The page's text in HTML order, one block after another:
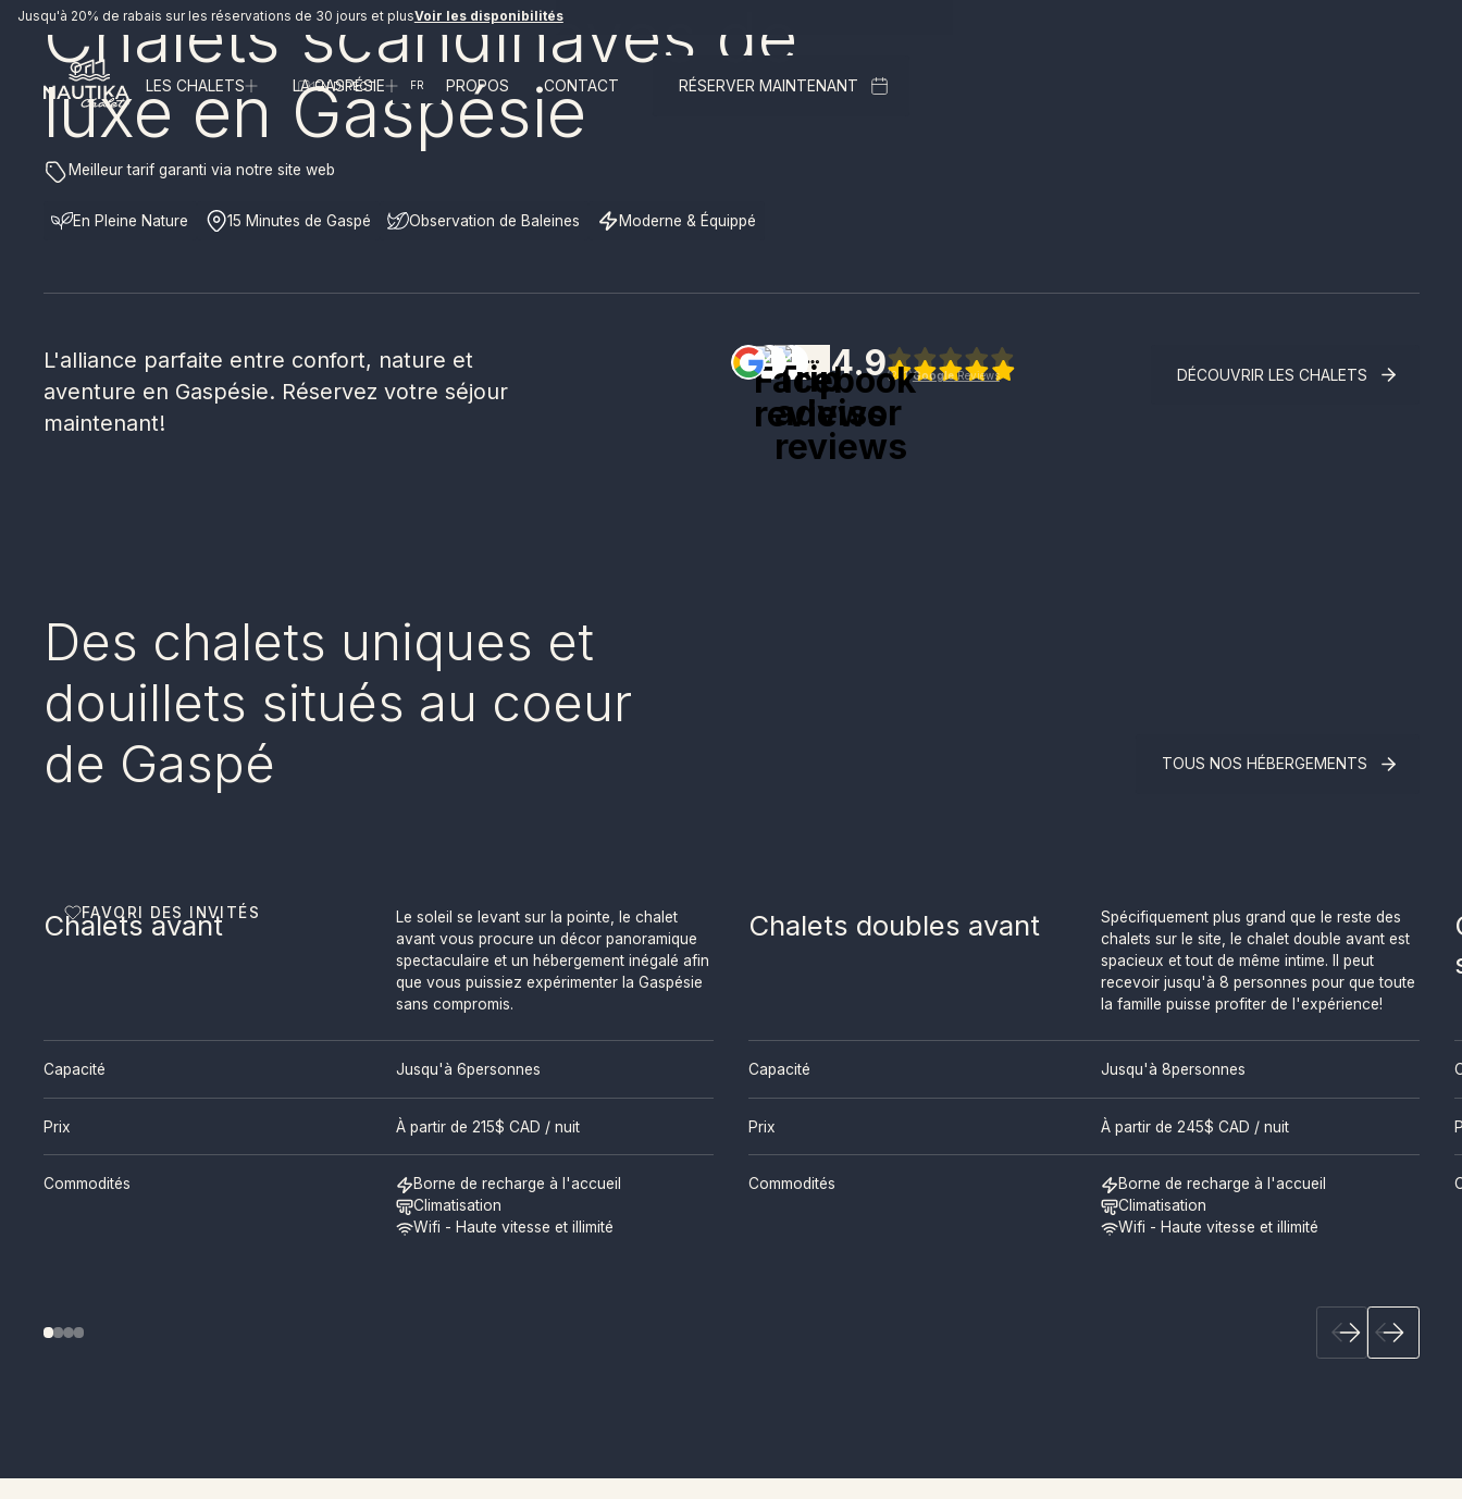
Jusqu'à 20% de rabais sur les réservations de 30 jours et plusVoir les disponibilités
LES CHALETS LA GASPÉSIE À PROPOS CONTACT
EN DIRECT FR RÉSERVER MAINTENANT
Chalets scandinaves de
luxe en Gaspésie
Meilleur tarif garanti via notre site web
En Pleine Nature 15 Minutes de Gaspé Observation de Baleines Moderne & Équippé
L'alliance parfaite entre confort, nature et
aventure en Gaspésie. Réservez votre séjour
maintenant!
DÉCOUVRIR LES CHALETS
4.9(241)GoogleReviews
Des chalets uniques et
douillets situés au coeur
de Gaspé
TOUS NOS HÉBERGEMENTS
FAVORI DES INVITÉS
Chalets avant
Le soleil se levant sur la pointe, le chalet
avant vous procure un décor panoramique
spectaculaire et un hébergement inégalé afin
que vous puissiez expérimenter la Gaspésie
sans compromis.
Capacité Jusqu'à 6personnes
Prix À partir de 215$ CAD / nuit
Commodités
Borne de recharge à l'accueil
Climatisation
Wifi - Haute vitesse et illimité
Chalets doubles avant
Spécifiquement plus grand que le reste des
chalets sur le site, le chalet double avant est
spacieux et tout de même intime. Il peut
recevoir jusqu'à 8 personnes pour que toute
la famille puisse profiter de l'expérience!
Capacité Jusqu'à 8personnes
Prix À partir de 245$ CAD / nuit
Commodités
Borne de recharge à l'accueil
Climatisation
Wifi - Haute vitesse et illimité